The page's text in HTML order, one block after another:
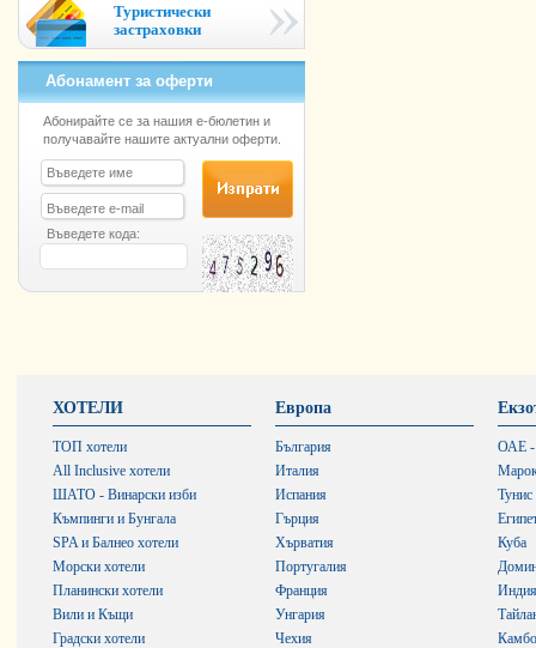
Туристически
застраховки
Абонамент за оферти
Абонирайте се за нашия е-бюлетин и
получавайте нашите актуални оферти.
Въведете кода:
ХОТЕЛИ
ТОП хотели
All Inclusive хотели
ШАТО - Винарски изби
Къмпинги и Бунгала
SPA и Балнео хотели
Морски хотели
Планински хотели
Вили и Къщи
Градски хотели
Европа
България
Италия
Испания
Гърция
Хърватия
Португалия
Франция
Унгария
Чехия
ОАЕ -
Тунис
Куба
Индия